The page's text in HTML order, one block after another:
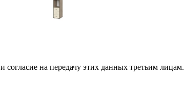
и согласие на передачу этих данных третьим лицам.